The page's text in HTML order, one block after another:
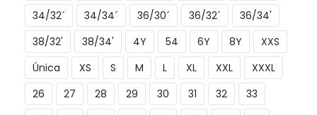
34/32´
34/34´ 36/30´ 36/32´
36/34'
38/32'
38/34' 4Y 54 6Y 8Y
XXS
Única
XS S M L XL XXL
XXXL
26
27 28 29 30 31 32
33